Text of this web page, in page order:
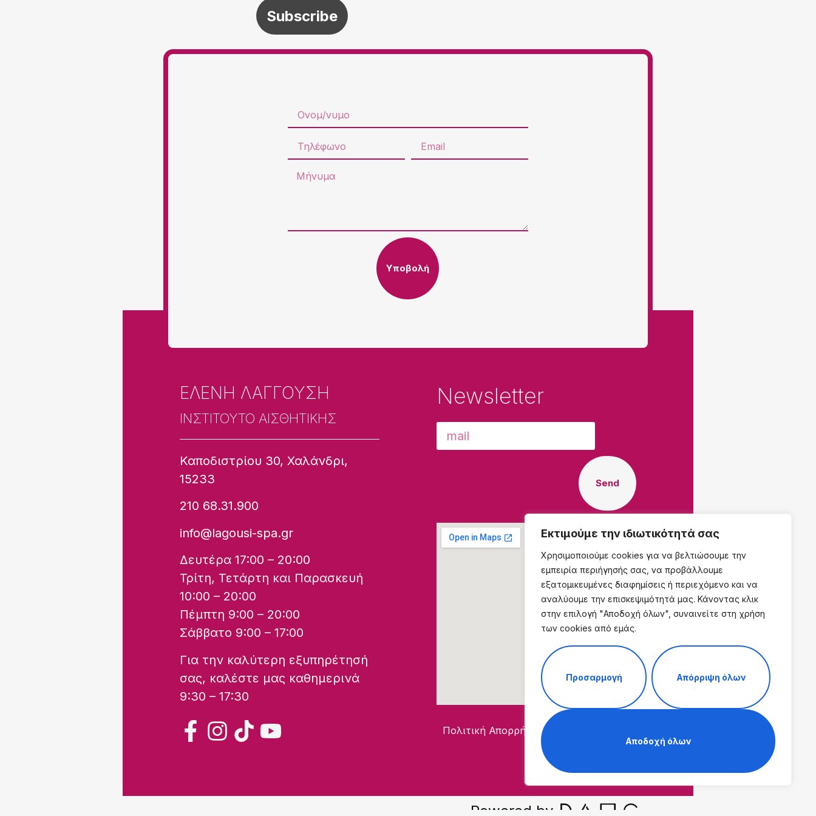
Εκτιμούμε την ιδιωτικότητά σας
Χρησιμοποιούμε cookies για να βελτιώσουμε την
εμπειρία περιήγησής σας, να προβάλλουμε
εξατομικευμένες διαφημίσεις ή περιεχόμενο και να
αναλύουμε την επισκεψιμότητά μας. Κάνοντας κλικ
στην επιλογή "Αποδοχή όλων", συναινείτε στη χρήση
των cookies από εμάς.
Προσαρμογή Απόρριψη όλων
Αποδοχή όλων
Υποβολή
ΕΛΕΝΗ ΛΑΓΓΟΥΣΗ
ΙΝΣΤΙΤΟΥΤΟ ΑΙΣΘΗΤΙΚΗΣ
Καποδιστρίου 30, Χαλάνδρι,
15233
210 68.31.900
info@lagousi-spa.gr
Δευτέρα 17:00 – 20:00
Τρίτη, Τετάρτη και Παρασκευή
10:00 – 20:00
Πέμπτη 9:00 – 20:00
Σάββατο 9:00 – 17:00
Για την καλύτερη εξυπηρέτησή
σας, καλέστε μας καθημερινά
9:30 – 17:30
Newsletter
Send
Πολιτική Απορρήτου
Powered by